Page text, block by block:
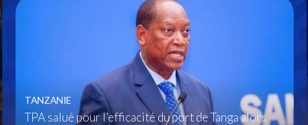
TPA salué pour l’efficacité du port de Tanga alors
TANZANIE